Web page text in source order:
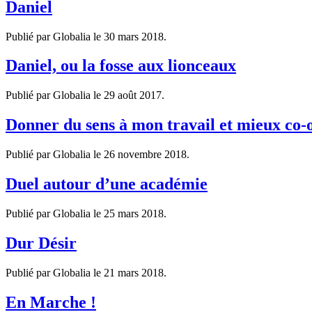
Daniel
Publié par Globalia le 30 mars 2018.
Daniel, ou la fosse aux lionceaux
Publié par Globalia le 29 août 2017.
Donner du sens à mon travail et mieux
Publié par Globalia le 26 novembre 2018.
Duel autour d’une académie
Publié par Globalia le 25 mars 2018.
Dur Désir
Publié par Globalia le 21 mars 2018.
En Marche !